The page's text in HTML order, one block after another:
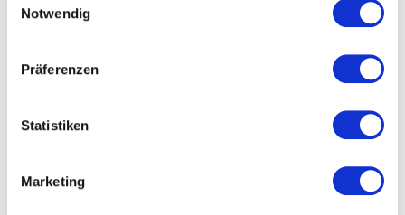
Cookies, wenn Sie unsere Webseite weiterhin nutzen.
Notwendig
Präferenzen
Statistiken
Marketing